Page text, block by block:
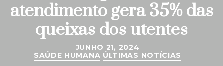
atendimento gera 35% das
queixas dos utentes
JUNHO 21, 2024
SAÚDE HUMANA ÚLTIMAS NOTÍCIAS